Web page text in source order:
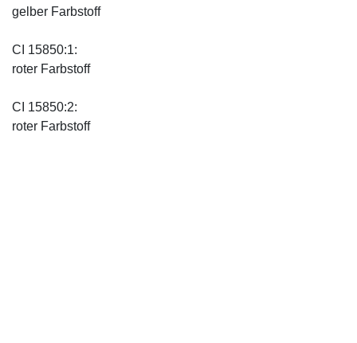
gelber Farbstoff
CI 15850:1:
roter Farbstoff
CI 15850:2:
roter Farbstoff